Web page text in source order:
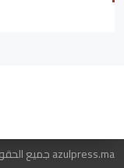
azulpress.ma جميع الحقوق محفوظة